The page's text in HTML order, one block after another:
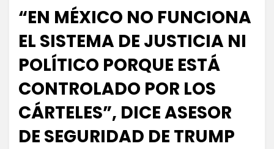
“EN MÉXICO NO FUNCIONA
EL SISTEMA DE JUSTICIA NI
POLÍTICO PORQUE ESTÁ
CONTROLADO POR LOS
CÁRTELES”, DICE ASESOR
DE SEGURIDAD DE TRUMP